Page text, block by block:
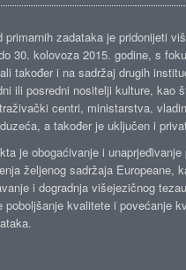
primarnih zadataka je pridonijeti
30. kolovoza 2015. godine, s
također i na sadržaj drugih
ili posredni nositelji kulture, kao
centri, ministarstva,
a također je uključen i
je obogaćivanje i unaprjeđivanje
željenog sadržaja Europeane,
i dogradnja višejezičnog
poboljšanje kvalitete i povećanje